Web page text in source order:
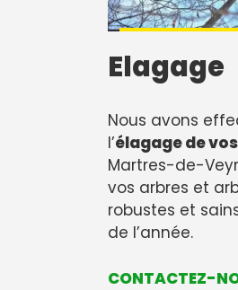
Elagage
Nous avons
l’élagage de
Martres-de-
vos arbres et
robustes et
de l’année.
CONTACTEZ-